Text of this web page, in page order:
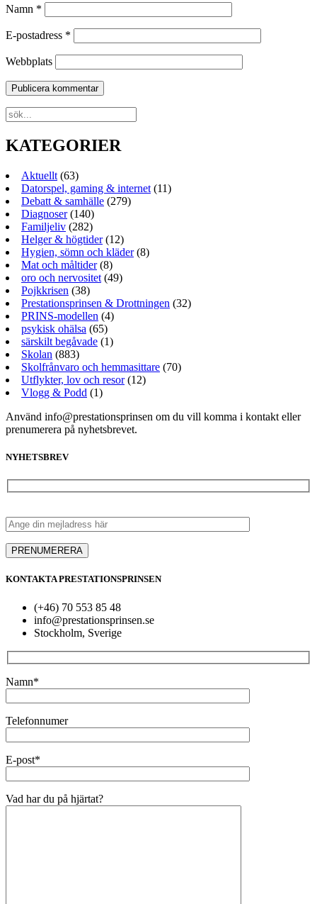
Namn *
E-postadress *
Webbplats
KATEGORIER
Aktuellt (63)
Datorspel, gaming & internet (11)
Debatt & samhälle (279)
Diagnoser(140)
Familjeliv (282)
Helger & högtider(12)
Hygien, sömn och kläder(8)
Mat och måltider(8)
oro och nervositet (49)
Pojkkrisen (38)
Prestationsprinsen & Drottningen (32)
PRINS-modellen (4)
psykisk ohälsa (65)
särskilt begåvade (1)
Skolan (883)
Skolfrånvaro och hemmasittare (70)
Utflykter, lov och resor(12)
Vlogg & Podd (1)
Använd info@prestationsprinsen om du vill komma i kontakt eller
prenumerera på nyhetsbrevet.
NYHETSBREV
KONTAKTA PRESTATIONSPRINSEN
(+46) 70 553 85 48
info@prestationsprinsen.se
Stockholm, Sverige
Namn*
Telefonnumer
E-post*
Vad har du på hjärtat?